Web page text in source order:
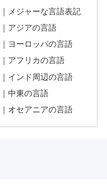
メジャーな言語表記
アジアの言語
ヨーロッパの言語
アフリカの言語
インド周辺の言語
中東の言語
オセアニアの言語